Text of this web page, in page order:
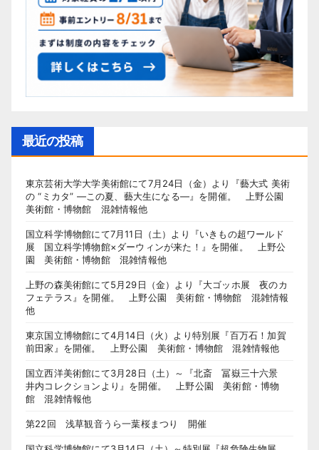
最近の投稿
東京芸術大学大学美術館にて7月24日（金）より『藝大式 美術
の “ミカタ” ―この夏、藝大生になる―』を開催。 上野公園
美術館・博物館 混雑情報他
国立科学博物館にて7月11日（土）より『いきもの超ワールド
展 国立科学博物館×ダーウィンが来た！』を開催。 上野公
園 美術館・博物館 混雑情報他
上野の森美術館にて5月29日（金）より『大ゴッホ展 夜のカ
フェテラス』を開催。 上野公園 美術館・博物館 混雑情報
他
東京国立博物館にて4月14日（火）より特別展『百万石！加賀
前田家』を開催。 上野公園 美術館・博物館 混雑情報他
国立西洋美術館にて3月28日（土）～『北斎 冨嶽三十六景
井内コレクションより』を開催。 上野公園 美術館・博物
館 混雑情報他
第22回 浅草観音うら一葉桜まつり 開催